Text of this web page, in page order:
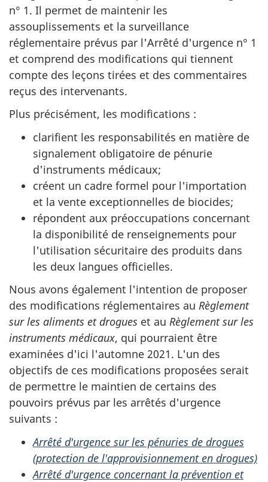
n° 1. Il permet de maintenir les
assouplissements et la surveillance
réglementaire prévus par l'Arrêté d'urgence n° 1
et comprend des modifications qui tiennent
compte des leçons tirées et des commentaires
reçus des intervenants.
Plus précisément, les modifications :
clarifient les responsabilités en matière de
signalement obligatoire de pénurie
d'instruments médicaux;
créent un cadre formel pour l'importation
et la vente exceptionnelles de biocides;
répondent aux préoccupations concernant
la disponibilité de renseignements pour
l'utilisation sécuritaire des produits dans
les deux langues officielles.
Nous avons également l'intention de proposer
des modifications réglementaires au Règlement
sur les aliments et drogues et au Règlement sur les
instruments médicaux, qui pourraient être
examinées d'ici l'automne 2021. L'un des
objectifs de ces modifications proposées serait
de permettre le maintien de certains des
pouvoirs prévus par les arrêtés d'urgence
suivants :
Arrêté d'urgence sur les pénuries de drogues
(protection de l'approvisionnement en drogues)
Arrêté d'urgence concernant la prévention et